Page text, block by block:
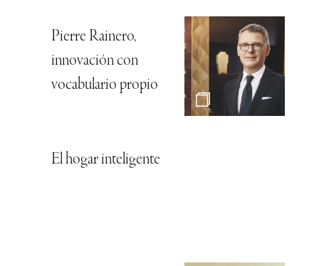
Pierre Rainero,
innovación con
vocabulario propio
El hogar inteligente